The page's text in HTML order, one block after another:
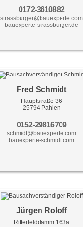
0172-3610882
strassburger@bauexperte.com
bauexperte-strassburger.de
Fred Schmidt
Hauptstraße 36
25794 Pahlen
0152-29816709
schmidt@bauexperte.com
bauexperte-schmidt.com
Jürgen Roloff
Ritterfelddamm 163a